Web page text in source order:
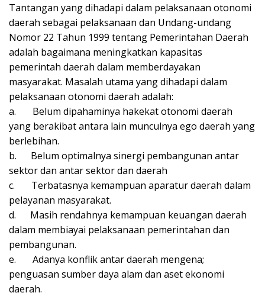
Tantangan yang dihadapi dalam pelaksanaan otonomi
daerah sebagai pelaksanaan dan Undang-undang
Nomor 22 Tahun 1999 tentang Pemerintahan Daerah
adalah bagaimana meningkatkan kapasitas
pemerintah daerah dalam memberdayakan
masyarakat. Masalah utama yang dihadapi dalam
pelaksanaan otonomi daerah adalah:
a.
Belum dipahaminya hakekat otonomi daerah
yang berakibat antara lain munculnya ego daerah yang
berlebihan.
b.
Belum optimalnya sinergi pembangunan antar
sektor dan antar sektor dan daerah
c.
Terbatasnya kemampuan aparatur daerah dalam
pelayanan masyarakat.
d.
Masih rendahnya kemampuan keuangan daerah
dalam membiayai pelaksanaan pemerintahan dan
pembangunan.
e.
Adanya konflik antar daerah mengena;
penguasan sumber daya alam dan aset ekonomi
daerah.